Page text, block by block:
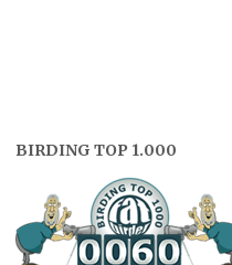
BIRDING TOP 1.000